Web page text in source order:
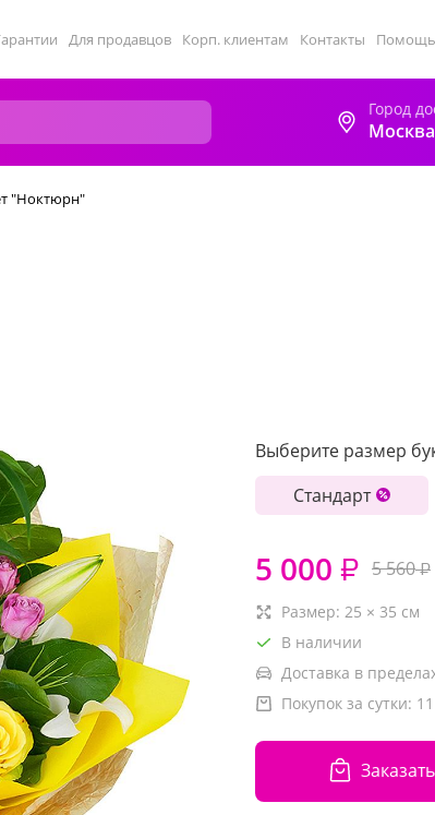
Для продавцов Корп. клиентам Контакты Помощь
Город
Москва
"Ноктюрн"
Выберите размер
Стандарт
5 000 ₽ 5 560₽
Размер: 25 × 35 см
В наличии
Доставка в
Покупок за сутки: 11
Заказать